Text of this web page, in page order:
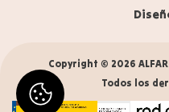
Copyright © 2026
Todos los